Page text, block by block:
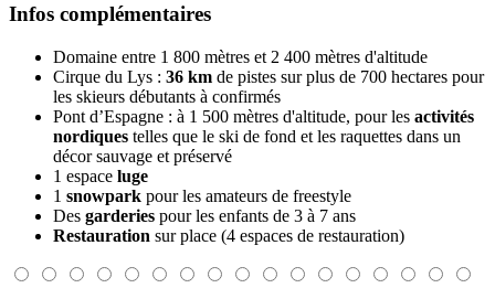
Infos complémentaires
Domaine entre 1 800 mètres et 2 400 mètres d'altitude
Cirque du Lys : 36 km de pistes sur plus de 700 hectares pour
les skieurs débutants à confirmés
Pont d’Espagne : à 1 500 mètres d'altitude, pour les activités
nordiques telles que le ski de fond et les raquettes dans un
décor sauvage et préservé
1 espace luge
1 snowpark pour les amateurs de freestyle
Des garderies pour les enfants de 3 à 7 ans
Restauration sur place (4 espaces de restauration)